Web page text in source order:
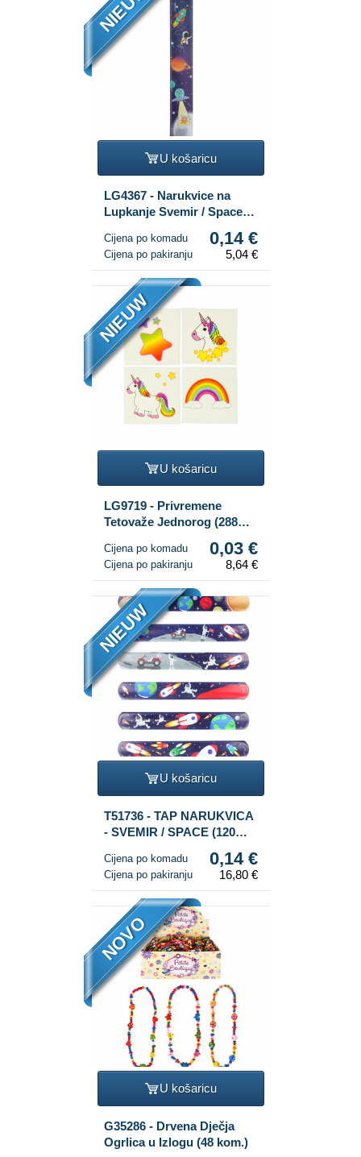
U košaricu
LG4367 - Narukvice na
Lupkanje Svemir / Space
Cijena po komadu 0,14 €
Cijena po pakiranju 5,04 €
NIEUW
U košaricu
LG9719 - Privremene
Tetovaže Jednorog (288
Cijena po komadu 0,03 €
Cijena po pakiranju 8,64 €
NIEUW
U košaricu
T51736 - TAP NARUKVICA
- SVEMIR / SPACE (120
Cijena po komadu 0,14 €
Cijena po pakiranju 16,80 €
NOVO
U košaricu
G35286 - Drvena Dječja
Ogrlica u Izlogu (48 kom.)